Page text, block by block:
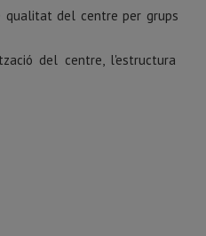
qualitat del centre per grups
del centre, l'estructura